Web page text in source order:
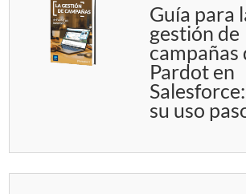
Guía para
gestión de
campañas
Pardot en
su uso